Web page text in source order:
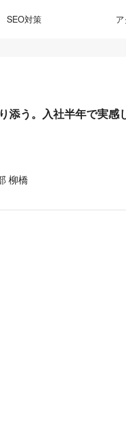
SEO対策
添う。入社半年で実
柳橋